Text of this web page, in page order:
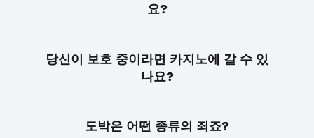
요?
당신이 보호 중이라면 카지노에 갈 수 있
나요?
도박은 어떤 종류의 죄죠?